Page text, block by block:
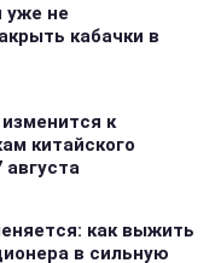
уже не
кабачки в
к
китайского
августа
как выжить
в сильную